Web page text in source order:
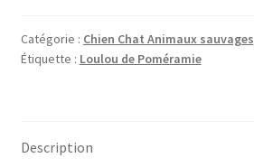
Catégorie : Chien Chat Animaux sauvages
Étiquette : Loulou de Poméramie
Description